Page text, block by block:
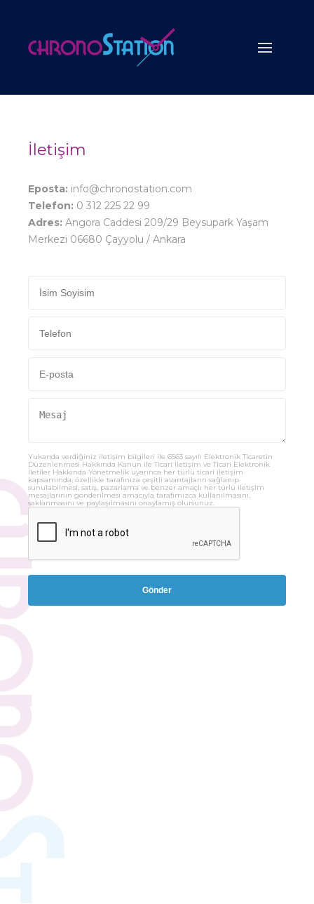
İletişim
Eposta: info@chronostation.com
Telefon: 0 312 225 22 99
Adres: Angora Caddesi 209/29 Beysupark Yaşam
Merkezi 06680 Çayyolu / Ankara
Yukarıda verdiğiniz iletişim bilgileri ile 6563 sayılı Elektronik Ticaretin
Düzenlenmesi Hakkında Kanun ile Ticari İletişim ve Ticari Elektronik
İletiler Hakkında Yönetmelik uyarınca her türlü ticari iletişim
kapsamında, özellikle tarafınıza çeşitli avantajların sağlanıp
sunulabilmesi, satış, pazarlama ve benzer amaçlı her türlü iletişim
mesajlarının gönderilmesi amacıyla tarafımızca kullanılmasını,
saklanmasını ve paylaşılmasını onaylamış olursunuz.
Gönder